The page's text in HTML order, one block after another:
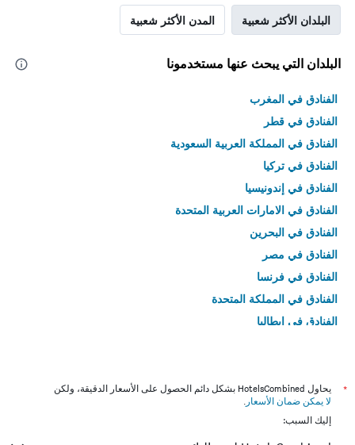
البلدان الأكثر شعبية المدن الأكثر شعبية
البلدان التي يبحث عنها مستخدمونا
الفنادق في المغرب
الفنادق في قطر
الفنادق في المملكة العربية السعودية
الفنادق في تركيا
الفنادق في إندونيسيا
الفنادق في الامارات العربية المتحدة
الفنادق في البحرين
الفنادق في مصر
الفنادق في فرنسا
الفنادق في المملكة المتحدة
الفنادق في إيطاليا
*
يحاول HotelsCombined بشكل دائم الحصول على الأسعار الدقيقة، ولكن
لا يمكن ضمان الأسعار .
إليك السبب: